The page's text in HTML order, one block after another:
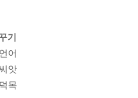
기
어
앗
목